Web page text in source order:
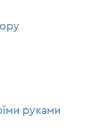
руками